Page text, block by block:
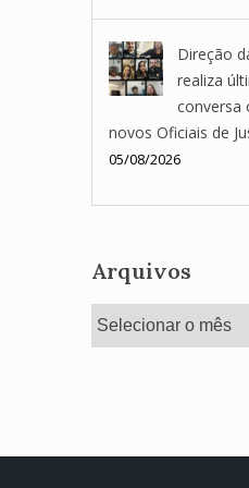
Direção
realiza
conversa
novos Oficiais de
05/08/2026
Arquivos
Arquivos